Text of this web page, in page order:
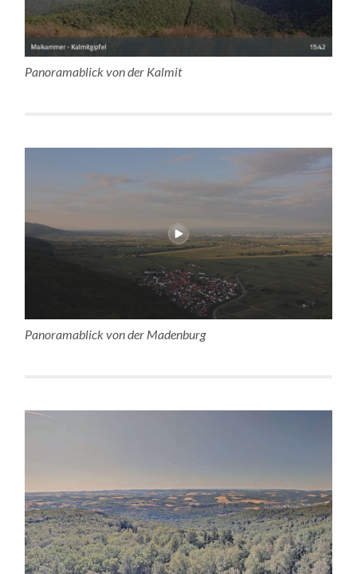
Panoramablick von der Kalmit
Panoramablick von der Madenburg